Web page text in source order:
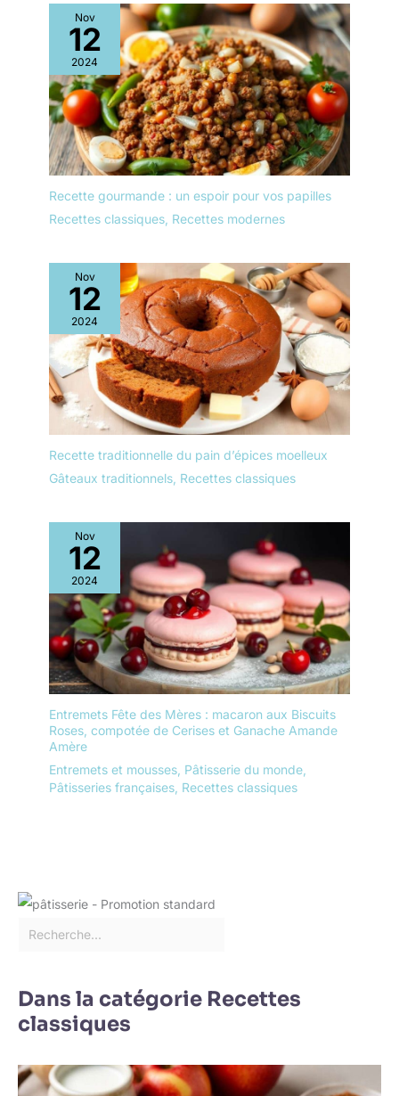
Nov
12
2024
Recette gourmande : un espoir pour vos papilles
Recettes classiques Recettes modernes
Nov
12
2024
Recette traditionnelle du pain d’épices moelleux
Gâteaux traditionnels Recettes classiques
Nov
12
2024
Entremets Fête des Mères : macaron aux Biscuits
Roses, compotée de Cerises et Ganache Amande
Amère
Entremets et mousses Pâtisserie du monde
Pâtisseries françaises Recettes classiques
Dans la catégorie Recettes
classiques